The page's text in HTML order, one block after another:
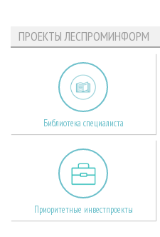
ПРОЕКТЫ ЛЕСПРОМИНФОРМ
Библиотека специалиста
Приоритетные инвестпроекты